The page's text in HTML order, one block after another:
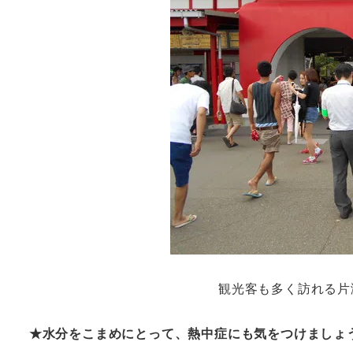
観光客も多く訪れる
★水分をこまめにとって、熱中症にも気をつけましょ